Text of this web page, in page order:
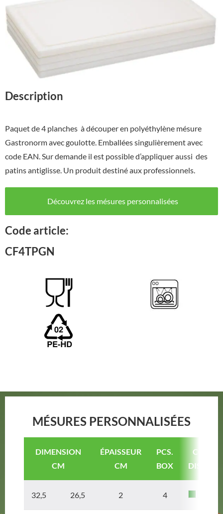
Description
Paquet de 4 planches à découper en polyéthylène mésure
Gastronorm avec goulotte. Emballées singulièrement avec
code EAN. Sur demande il est possible d’appliquer aussi des
patins antiglisse. Un produit destiné aux professionnels.
Découvrez les mésures personnalisées
Code article:
CF4TPGN
MÉSURES PERSONNALISÉES
DIMENSION
CM
ÉPAISSEUR
CM
PCS.
BOX
32,5 26,5 2 4